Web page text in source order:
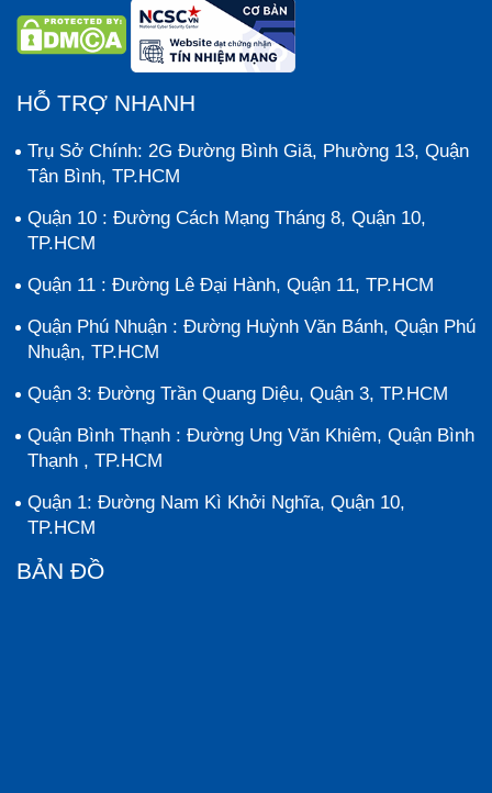
HỖ TRỢ NHANH
Trụ Sở Chính: 2G Đường Bình Giã, Phường 13, Quận
Tân Bình, TP.HCM
Quận 10 : Đường Cách Mạng Tháng 8, Quận 10,
TP.HCM
Quận 11 : Đường Lê Đại Hành, Quận 11, TP.HCM
Quận Phú Nhuận : Đường Huỳnh Văn Bánh, Quận Phú
Nhuận, TP.HCM
Quận 3: Đường Trần Quang Diệu, Quận 3, TP.HCM
Quận Bình Thạnh : Đường Ung Văn Khiêm, Quận Bình
Thạnh , TP.HCM
Quận 1: Đường Nam Kì Khởi Nghĩa, Quận 10,
TP.HCM
BẢN ĐỒ